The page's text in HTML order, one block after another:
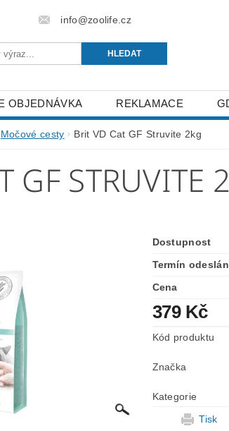
info@zoolife.cz
OBJEDNÁVKA REKLAMACE
Močové cesty Brit VD Cat GF Struvite 2kg
GF STRUVITE
Dostupnost
Termín
Cena
379 Kč
Kód produktu
Značka
Kategorie
Tisk